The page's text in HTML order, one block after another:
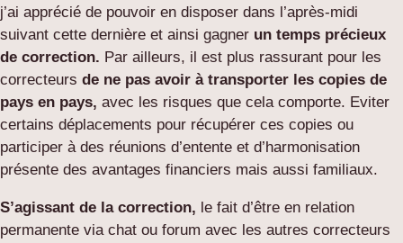
j’ai apprécié de pouvoir en disposer dans l’après-midi
suivant cette dernière et ainsi gagner un temps précieux
de correction. Par ailleurs, il est plus rassurant pour les
correcteurs de ne pas avoir à transporter les copies de
pays en pays, avec les risques que cela comporte. Eviter
certains déplacements pour récupérer ces copies ou
participer à des réunions d’entente et d’harmonisation
présente des avantages financiers mais aussi familiaux.
S’agissant de la correction, le fait d’être en relation
permanente via chat ou forum avec les autres correcteurs